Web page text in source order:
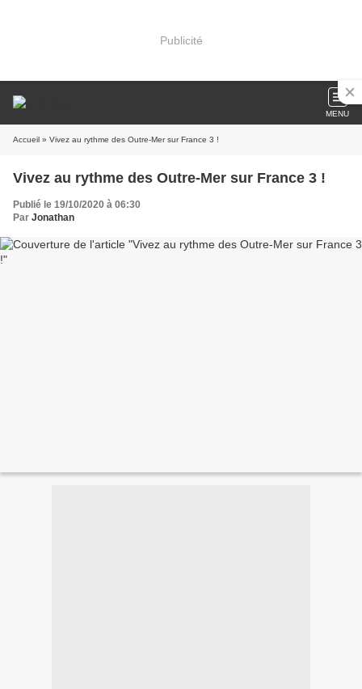
Publicité
MENU
Accueil » Vivez au rythme des Outre-Mer sur France 3 !
Vivez au rythme des Outre-Mer sur France 3 !
Publié le 19/10/2020 à 06:30
Par Jonathan